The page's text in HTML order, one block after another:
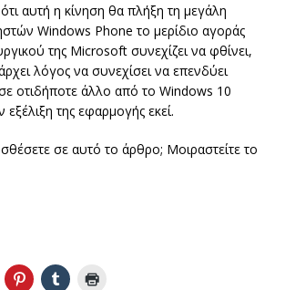
αυτή η κίνηση θα πλήξη τη μεγάλη
Windows Phone το μερίδιο αγοράς
της Microsoft συνεχίζει να φθίνει,
λόγος να συνεχίσει να επενδύει
οτιδήποτε άλλο από το Windows 10
εξέλιξη της εφαρμογής εκεί.
σε αυτό το άρθρο; Μοιραστείτε το